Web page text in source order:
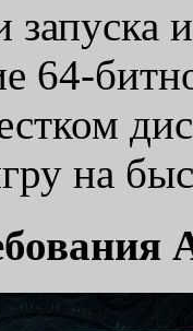
64-
на